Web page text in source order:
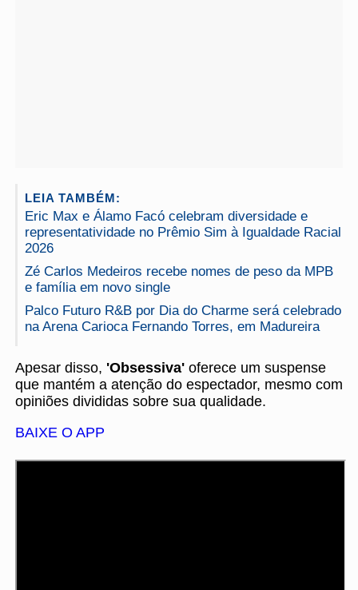
LEIA TAMBÉM:
Eric Max e Álamo Facó celebram diversidade e
representatividade no Prêmio Sim à Igualdade Racial
2026
Zé Carlos Medeiros recebe nomes de peso da MPB
e família em novo single
Palco Futuro R&B por Dia do Charme será celebrado
na Arena Carioca Fernando Torres, em Madureira
Apesar disso, 'Obsessiva' oferece um suspense
que mantém a atenção do espectador, mesmo com
opiniões divididas sobre sua qualidade.
BAIXE O APP